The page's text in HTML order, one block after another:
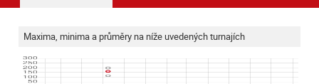
Maxima, minima a průměry na níže uvedených turnajích